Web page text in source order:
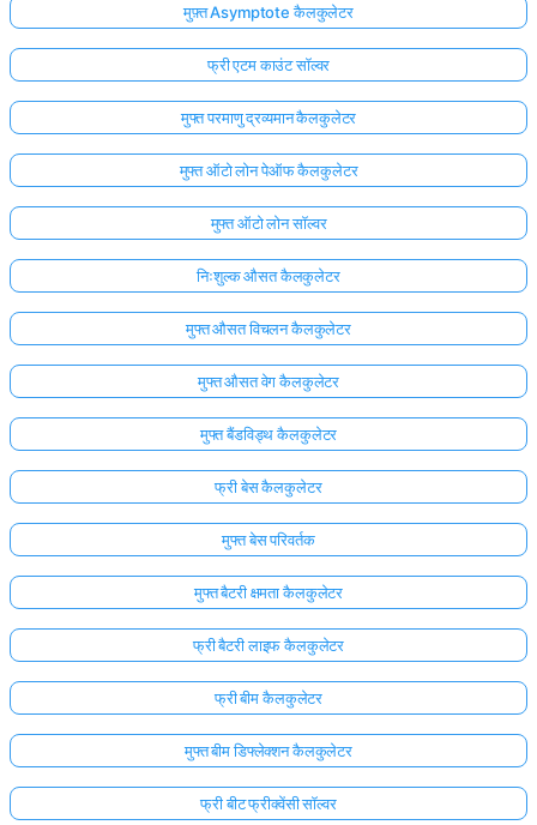
मुफ़्त Asymptote कैलकुलेटर
फ्री एटम काउंट सॉल्वर
मुफ्त परमाणु द्रव्यमान कैलकुलेटर
मुफ्त ऑटो लोन पेऑफ कैलकुलेटर
मुफ्त ऑटो लोन सॉल्वर
निःशुल्क औसत कैलकुलेटर
मुफ्त औसत विचलन कैलकुलेटर
मुफ्त औसत वेग कैलकुलेटर
मुफ्त बैंडविड्थ कैलकुलेटर
फ्री बेस कैलकुलेटर
मुफ्त बेस परिवर्तक
मुफ्त बैटरी क्षमता कैलकुलेटर
फ्री बैटरी लाइफ कैलकुलेटर
फ्री बीम कैलकुलेटर
मुफ्त बीम डिफ्लेक्शन कैलकुलेटर
फ्री बीट फ्रीक्वेंसी सॉल्वर